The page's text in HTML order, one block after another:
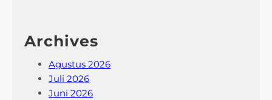
Archives
Agustus 2026
Juli 2026
Juni 2026